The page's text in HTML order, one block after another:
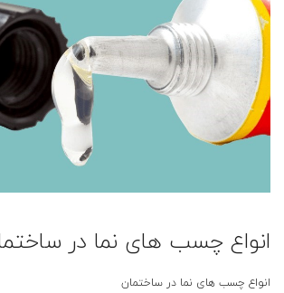
انواع چسب های نما در
انواع چسب های نما در ساختمان